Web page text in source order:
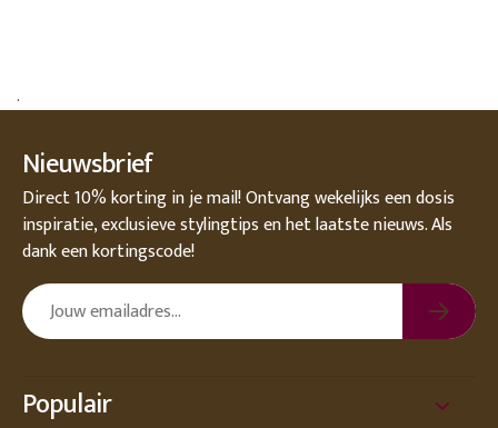
.
Nieuwsbrief
Direct 10% korting in je mail! Ontvang wekelijks een dosis
inspiratie, exclusieve stylingtips en het laatste nieuws. Als
dank een kortingscode!
Populair